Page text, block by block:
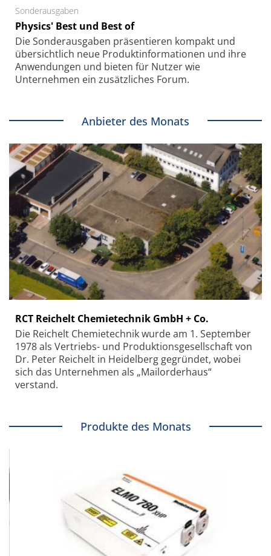
Sonderausgaben
Physics' Best und Best of
Die Sonder­ausgaben präsentieren kompakt und
übersichtlich neue Produkt­informationen und ihre
Anwendungen und bieten für Nutzer wie
Unternehmen ein zusätzliches Forum.
Anbieter des Monats
RCT Reichelt Chemietechnik GmbH + Co.
Die Reichelt Chemietechnik wurde am 1. September
1978 als Vertriebs- und Produktionsgesellschaft von
Dr. Peter Reichelt in Heidelberg gegründet, wobei
sich das Unternehmen als „Mailorderhaus“
verstand.
Produkte des Monats